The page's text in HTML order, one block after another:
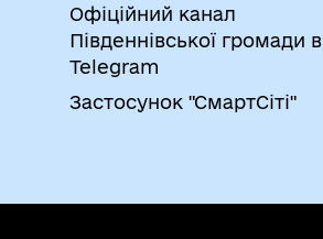
Офіційний канал
Південнівської громади в
Telegram
Застосунок "СмартСіті"